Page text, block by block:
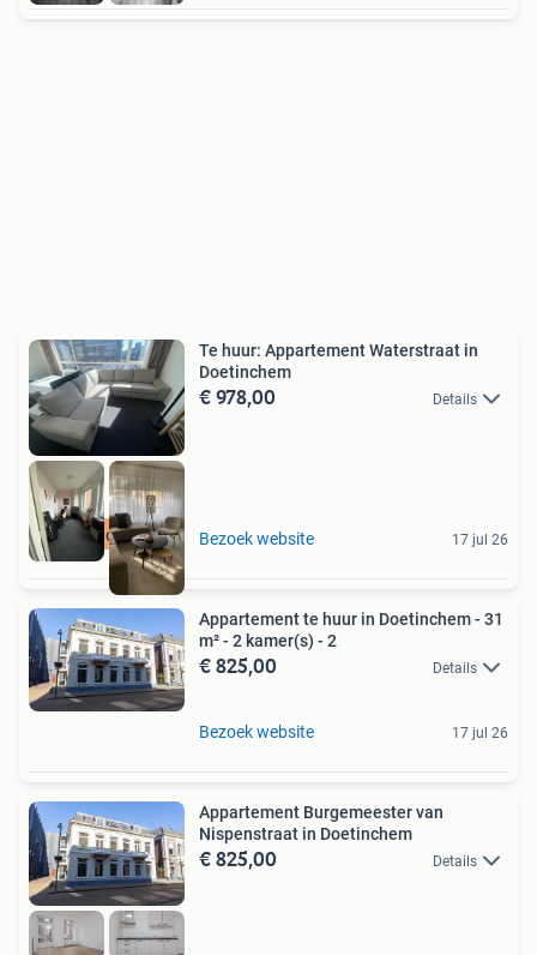
Meer op onze site
Te huur: Appartement Waterstraat in
Doetinchem
€ 978,00 Details
Bezoek website 17 jul 26
Appartement te huur in Doetinchem - 31
m² - 2 kamer(s) - 2
€ 825,00 Details
Bezoek website 17 jul 26
Appartement Burgemeester van
Nispenstraat in Doetinchem
€ 825,00 Details